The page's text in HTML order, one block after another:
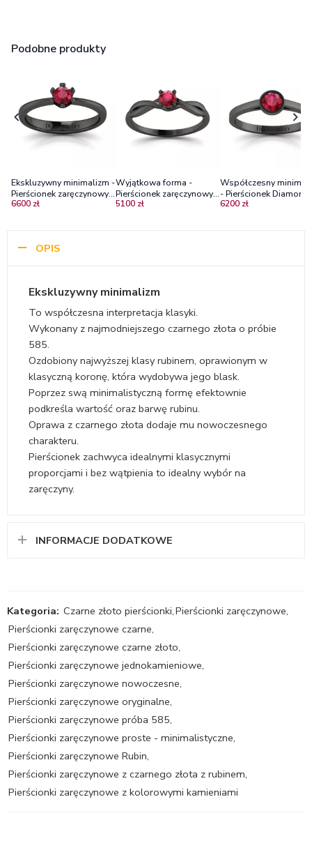
Podobne produkty
Ekskluzywny minimalizm -
Pierścionek zaręczynowy z
czarnego złota z rubinem
6600 zł
Wyjątkowa forma -
Pierścionek zaręczynowy z
czarnego złota z rubinem
5100 zł
Współczesny
- Pierścionek Diamond
Sky, czarne złoto, rubin
6200 zł
OPIS
Ekskluzywny minimalizm
To współczesna interpretacja klasyki.
Wykonany z najmodniejszego czarnego złota o próbie
585.
Ozdobiony najwyższej klasy rubinem, oprawionym w
klasyczną koronę, która wydobywa jego blask.
Poprzez swą minimalistyczną formę efektownie
podkreśla wartość oraz barwę rubinu.
Oprawa z czarnego złota dodaje mu nowoczesnego
charakteru.
Pierścionek zachwyca idealnymi klasycznymi
proporcjami i bez wątpienia to idealny wybór na
zaręczyny.
INFORMACJE DODATKOWE
Kategoria: Czarne złoto pierścionki,Pierścionki zaręczynowe,
Pierścionki zaręczynowe czarne,
Pierścionki zaręczynowe czarne złoto,
Pierścionki zaręczynowe jednokamieniowe,
Pierścionki zaręczynowe nowoczesne,
Pierścionki zaręczynowe oryginalne,
Pierścionki zaręczynowe próba 585,
Pierścionki zaręczynowe proste - minimalistyczne,
Pierścionki zaręczynowe Rubin,
Pierścionki zaręczynowe z czarnego złota z rubinem,
Pierścionki zaręczynowe z kolorowymi kamieniami